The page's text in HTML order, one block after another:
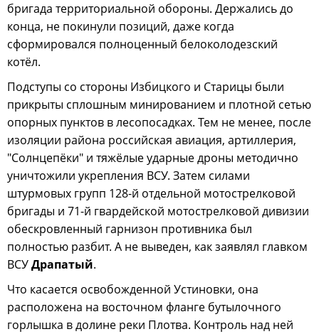
бригада территориальной обороны. Держались до
конца, не покинули позиций, даже когда
сформировался полноценный белоколодезский
котёл.
Подступы со стороны Избицкого и Старицы были
прикрыты сплошным минированием и плотной сетью
опорных пунктов в лесопосадках. Тем не менее, после
изоляции района российская авиация, артиллерия,
"Солнцепёки" и тяжёлые ударные дроны методично
уничтожили укрепления ВСУ. Затем силами
штурмовых групп 128-й отдельной мотострелковой
бригады и 71-й гвардейской мотострелковой дивизии
обескровленный гарнизон противника был
полностью разбит. А не выведен, как заявлял главком
ВСУДрапатый.
Что касается освобожденной Устиновки, она
расположена на восточном фланге бутылочного
горлышка в долине реки Плотва. Контроль над ней